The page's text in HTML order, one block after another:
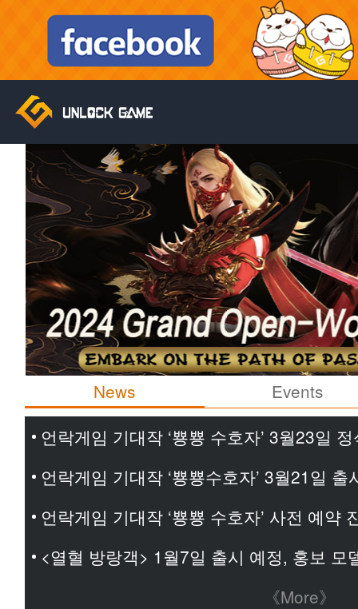
News
Events
언락게임 기대작 ‘뿅뿅 수호자’ 3월23일
언락게임 기대작 ‘뿅뿅수호자’ 3월21일 출
언락게임 기대작 ‘뿅뿅 수호자’ 사전 예약
<열혈 방랑객> 1월7일 출시 예정, 홍보 모
《More》